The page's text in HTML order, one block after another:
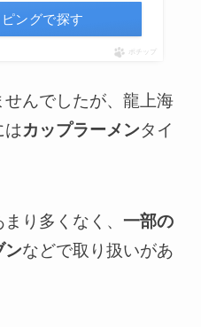
ングで探す
ポチップ
んでしたが、龍上海
はカップラーメンタイ
り多くなく、 一部の
ンなどで取り扱いがあ